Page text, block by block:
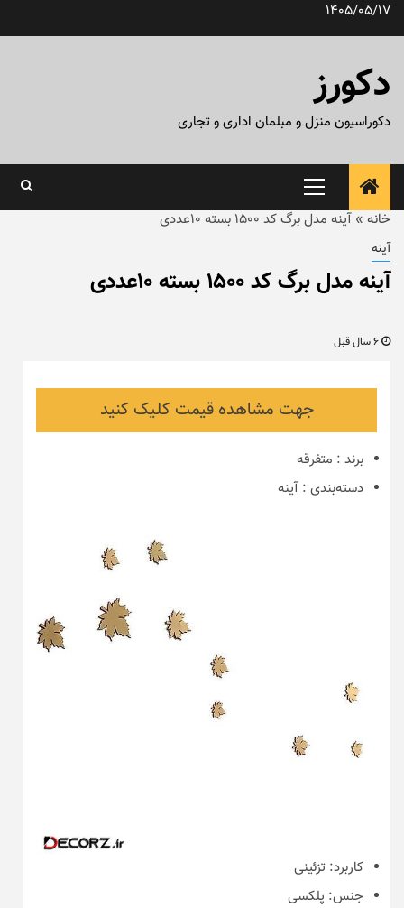
پرش1405/05/17
دکورز
دکوراسیون منزل و مبلمان اداری و تجاری
منوی
اصلی
خانه » آینه مدل برگ کد ۱۵۰۰ بسته ۱۰عددی
آینه
آینه مدل برگ کد ۱۵۰۰ بسته ۱۰عددی
جهت مشاهده قیمت کلیک کنید
برند : متفرقه
دسته‌بندی : آینه
کاربرد: تزئینی
جنس: پلکسی